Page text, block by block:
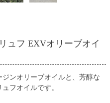
ュフ EXVオリーブオイ
ンオリーブオイルと、芳醇な
フオイルです。